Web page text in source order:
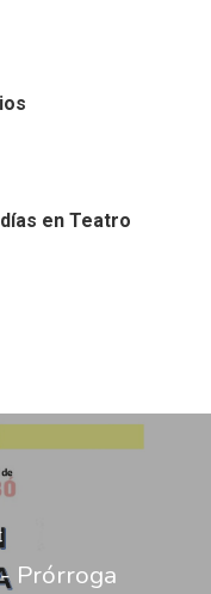
en Teatro
Prórroga